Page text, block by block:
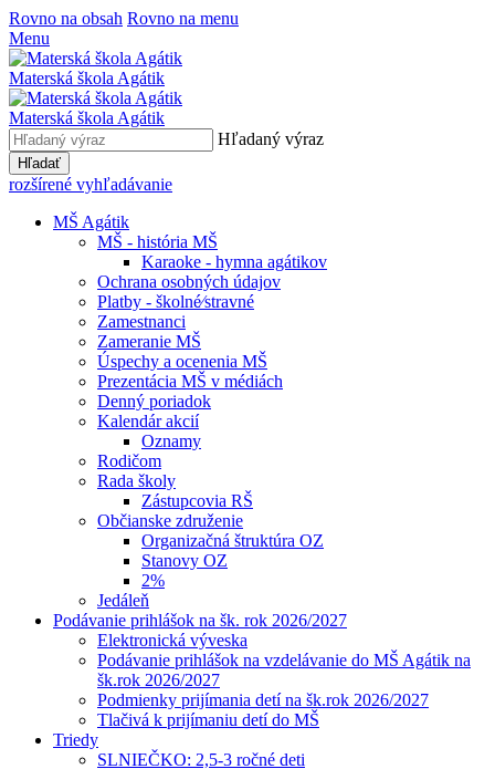
Rovno na obsah Rovno na menu
Menu
Materská škola Agátik
Materská škola Agátik
Hľadaný výraz
Hľadať
rozšírené vyhľadávanie
MŠ Agátik
MŠ - história MŠ
Karaoke - hymna agátikov
Ochrana osobných údajov
Platby - školné⁄stravné
Zamestnanci
Zameranie MŠ
Úspechy a ocenenia MŠ
Prezentácia MŠ v médiách
Denný poriadok
Kalendár akcií
Oznamy
Rodičom
Rada školy
Zástupcovia RŠ
Občianske združenie
Organizačná štruktúra OZ
Stanovy OZ
2%
Jedáleň
Podávanie prihlášok na šk. rok 2026/2027
Elektronická výveska
Podávanie prihlášok na vzdelávanie do MŠ Agátik na
šk.rok 2026/2027
Podmienky prijímania detí na šk.rok 2026/2027
Tlačivá k prijímaniu detí do MŠ
Triedy
SLNIEČKO: 2,5-3 ročné deti